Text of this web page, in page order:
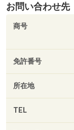
お問い合わせ先
商号
免許番号
所在地
TEL